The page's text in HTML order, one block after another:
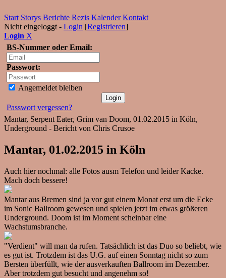
Start Storys Berichte Rezis Kalender Kontakt
Nicht eingeloggt - Login [Registrieren]
Login X
BS-Nummer oder Email:
Passwort:
Angemeldet bleiben
Passwort vergessen?
Mantar, Serpent Eater, Grim van Doom, 01.02.2015 in Köln,
Underground - Bericht von Chris Crusoe
Mantar, 01.02.2015 in Köln
Auch hier nochmal: alle Fotos ausm Telefon und leider Kacke.
Mach doch bessere!
Mantar aus Bremen sind ja vor gut einem Monat erst um die Ecke
im Sonic Ballroom gewesen und spielen jetzt im etwas größeren
Underground. Doom ist im Moment scheinbar eine
Wachstumsbranche.
"Verdient" will man da rufen. Tatsächlich ist das Duo so beliebt, wie
es gut ist. Trotzdem ist das U.G. auf einen Sonntag nicht so zum
Bersten überfüllt, wie der ausverkauften Ballroom im Dezember.
Aber trotzdem gut besucht und angenehm so!